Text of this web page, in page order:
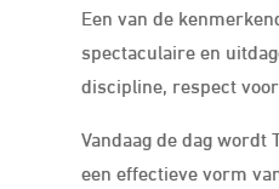
Een van de
spectaculaire en
discipline, respect
Vandaag de dag
een effectieve vorm